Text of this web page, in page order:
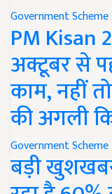
Government Scheme
PM Kisan
अक्टूबर से
काम, नहीं
की अगली
Government Scheme
बड़ी